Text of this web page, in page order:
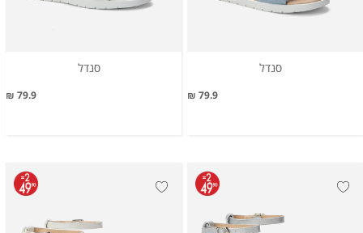
סנדל
79.9 ₪
סנדל
79.9 ₪